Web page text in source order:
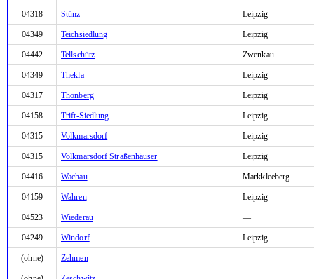
04318 Stünz Leipzig
04349 Teichsiedlung Leipzig
04442 Tellschütz Zwenkau
04349 Thekla Leipzig
04317 Thonberg Leipzig
04158 Trift-Siedlung Leipzig
04315 Volkmarsdorf Leipzig
04315 Volkmarsdorf Straßenhäuser Leipzig
04416 Wachau Markkleeberg
04159 Wahren Leipzig
04523 Wiederau —
04249 Windorf Leipzig
(ohne) Zehmen —